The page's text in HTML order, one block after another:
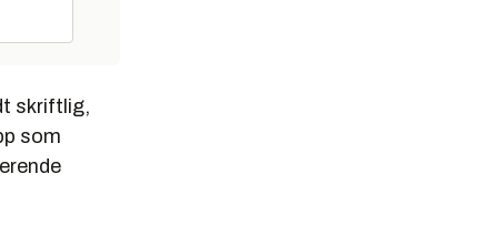
skriftlig,
som